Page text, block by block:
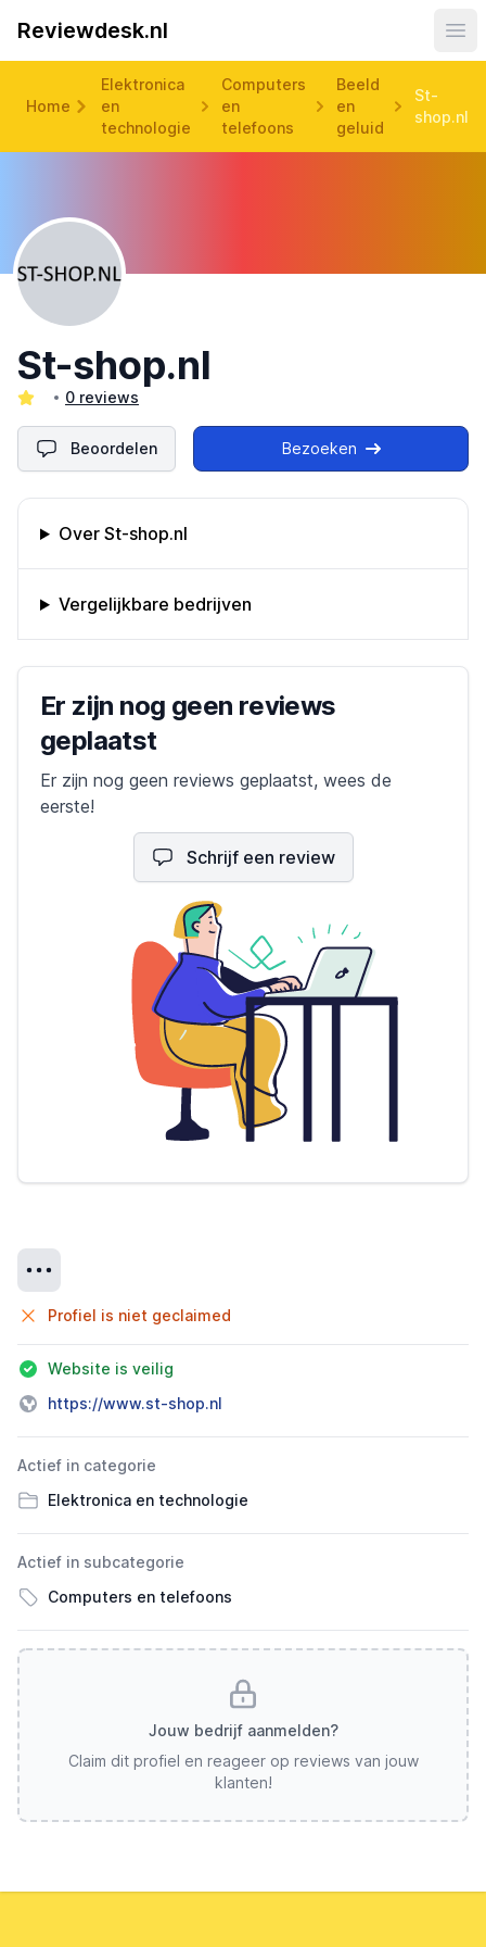
Reviewdesk.nl
Home
Elektronica
en
technologie
Computers
en
telefoons
Beeld
en
geluid
St-
shop.nl
St-shop.nl
0 reviews
Beoordelen Bezoeken
Omschrijving bedrijf
Over St-shop.nl
Vergelijkbare bedrijven
Bedrijfs reviews
Er zijn nog geen reviews
geplaatst
Er zijn nog geen reviews geplaatst, wees de
eerste!
Schrijf een review
Profiel is niet geclaimed
Website is veilig
https://www.st-shop.nl
Actief in categorie
Elektronica en technologie
Actief in subcategorie
Computers en telefoons
Jouw bedrijf aanmelden?
Claim dit profiel en reageer op reviews van jouw
klanten!